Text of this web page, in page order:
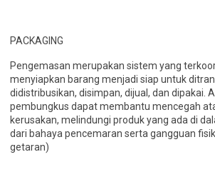
PACKAGING
Pengemasan merupakan sistem yang
menyiapkan barang menjadi siap untuk
didistribusikan, disimpan, dijual, dan dipakai.
pembungkus dapat membantu mencegah
kerusakan, melindungi produk yang ada di
dari bahaya pencemaran serta gangguan
getaran)